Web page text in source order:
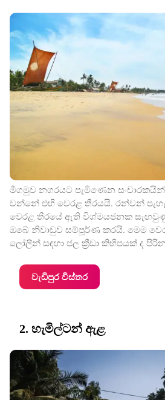
මීගමුව නගරයට පැමිණෙන
වන්නේ එහි වෙරළ තීරයයි. රන්වන්
වෙරළ තීරයේ ඇති විශ්මයජනක
ඔබේ නිවාඩුව සම්පූර්ණ කරයි. මෙම
ලෝලීන් සඳහා ජල ක්‍රීඩා කිහිපයක් ද
වැඩිපුර විස්තර
2. හැමිල්ටන් ඇළ